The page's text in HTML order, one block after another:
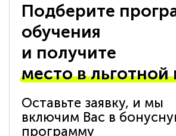
Подберите
обучения
и получите
место в льготной
Оставьте заявку, и мы
включим Вас в
программу